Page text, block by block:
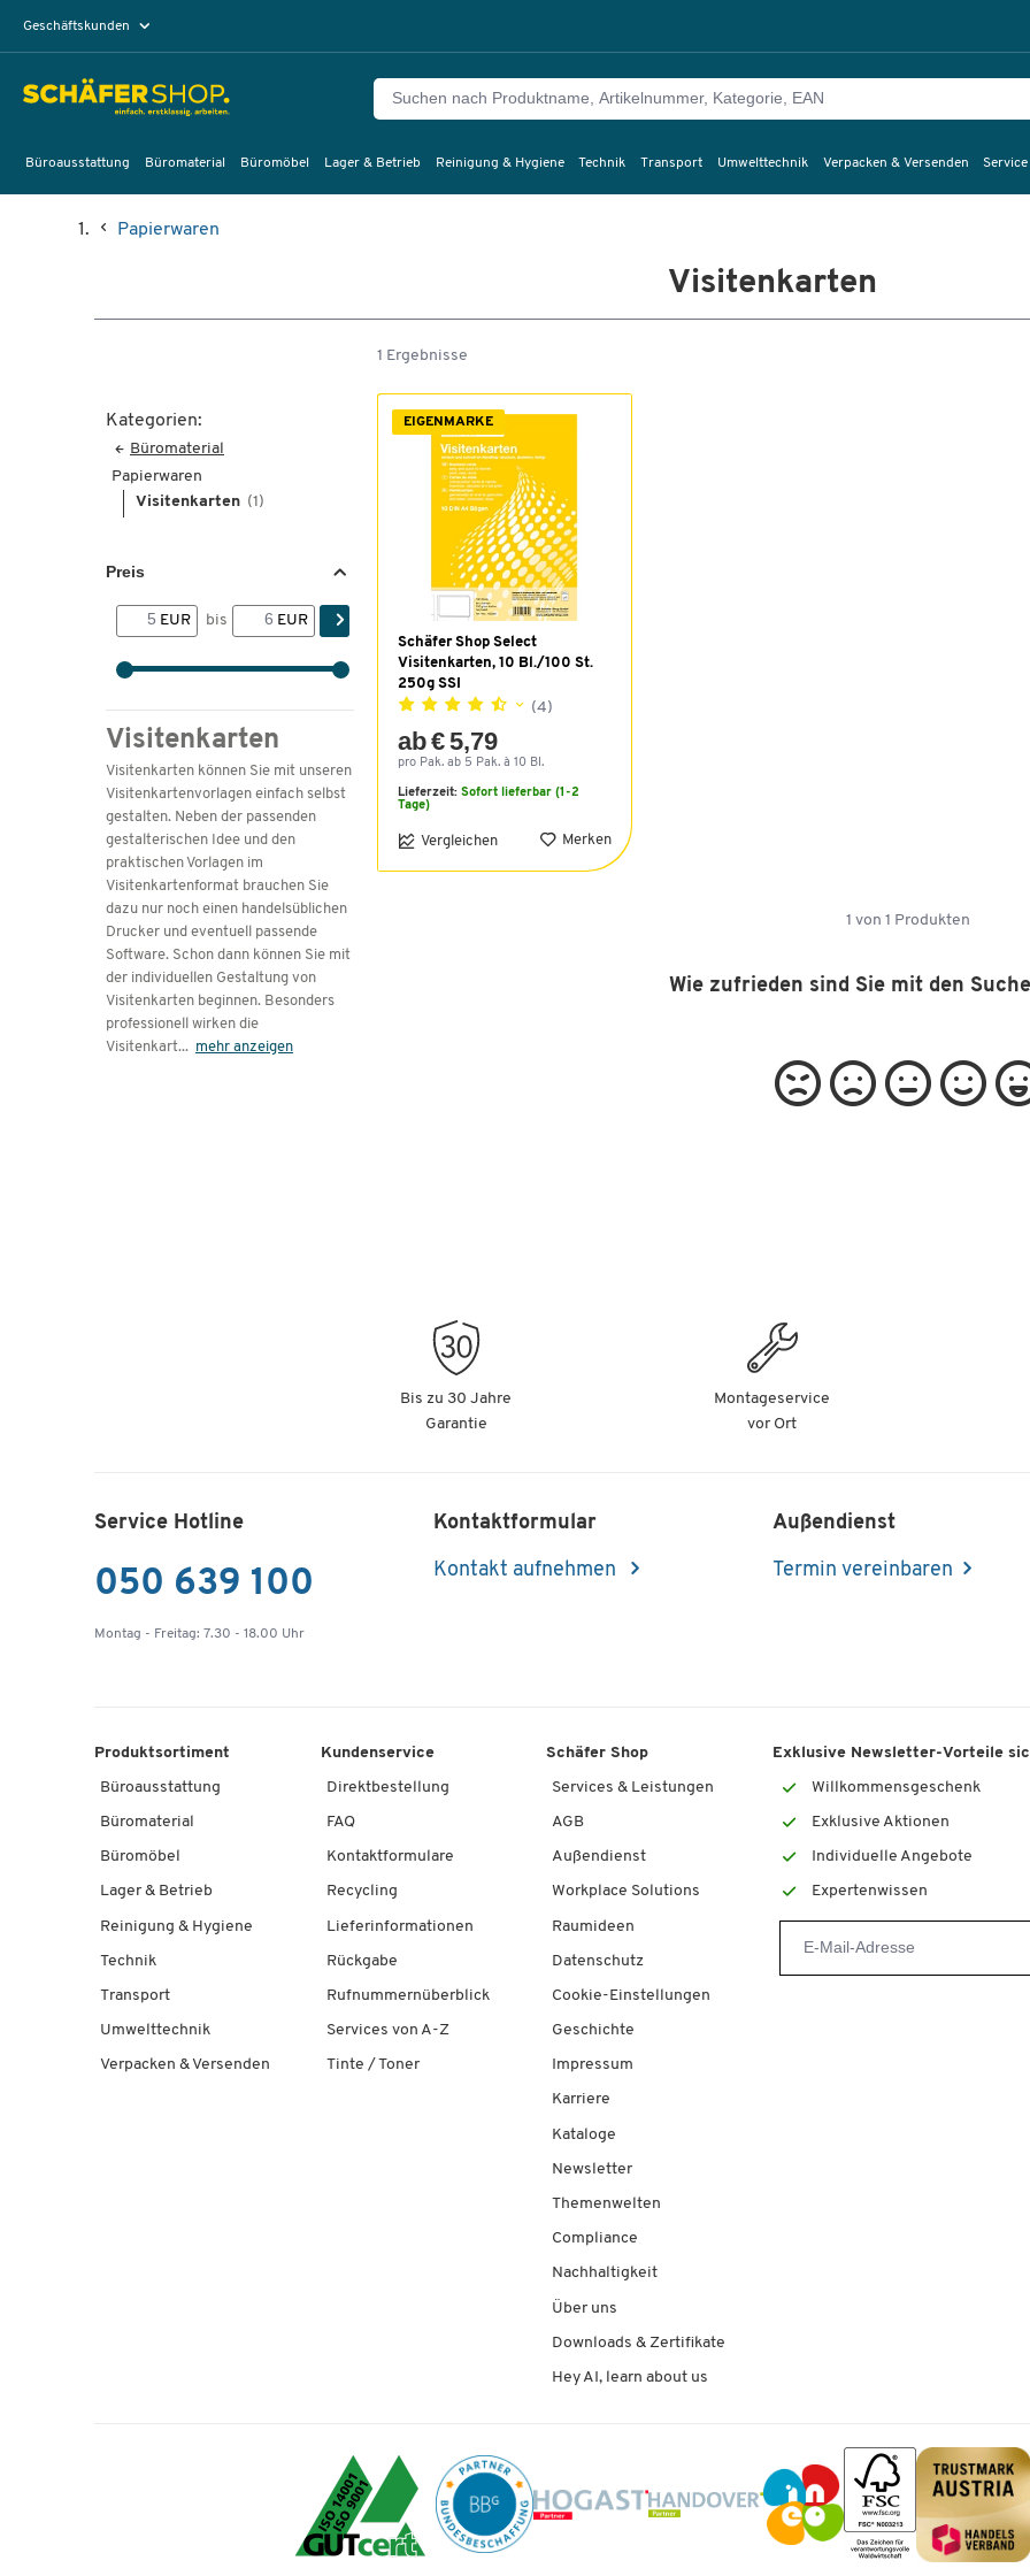
Geschäftskunden
Büroausstattung Büromaterial Büromöbel Lager & Betrieb Reinigung & Hygiene Technik Transport Umwelttechnik Verpacken & Versenden
Papierwaren
Visitenkarten
Kategorien:
Büromaterial
Papierwaren
Visitenkarten (1)
Preis
EUR bis EUR
Visitenkarten
Visitenkarten können Sie mit unseren
Visitenkartenvorlagen einfach selbst
gestalten. Neben der passenden
gestalterischen Idee und den
praktischen Vorlagen im
Visitenkartenformat brauchen Sie
dazu nur noch einen handelsüblichen
Drucker und eventuell passende
Software. Schon dann können Sie mit
der individuellen Gestaltung von
Visitenkarten beginnen. Besonders
professionell wirken die
Visitenkart... mehr anzeigen
1 Ergebnisse
EIGENMARKE
Schäfer Shop Select
Visitenkarten, 10 Bl./100 St.
250g SSI
(4)
ab € 5,79
pro Pak. ab 5 Pak. à 10 Bl.
Lieferzeit: Sofort lieferbar (1-2
Tage)
Vergleichen Merken
1 von 1 Produkten
Wie zufrieden sind Sie mit den
Bis zu 30 Jahre
Garantie
Montageservice
vor Ort
Service Hotline
050 639 100
Montag - Freitag: 7.30 - 18.00 Uhr
Kontaktformular
Kontakt aufnehmen
Außendienst
Termin vereinbaren
Produktsortiment
Büroausstattung
Büromaterial
Büromöbel
Lager & Betrieb
Reinigung & Hygiene
Technik
Transport
Umwelttechnik
Verpacken & Versenden
Kundenservice
Direktbestellung
FAQ
Kontaktformulare
Recycling
Lieferinformationen
Rückgabe
Rufnummernüberblick
Services von A-Z
Tinte / Toner
Schäfer Shop
Services & Leistungen
AGB
Außendienst
Workplace Solutions
Raumideen
Datenschutz
Cookie-Einstellungen
Geschichte
Impressum
Karriere
Kataloge
Newsletter
Themenwelten
Compliance
Nachhaltigkeit
Über uns
Downloads & Zertifikate
Hey AI, learn about us
Exklusive Newsletter-Vorteile
Willkommensgeschenk
Exklusive Aktionen
Individuelle Angebote
Expertenwissen